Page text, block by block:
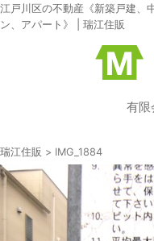
江戸川区の不動産《新築戸建、
ン、アパート》 | 瑞江住販
有
瑞江住販 > IMG_1884